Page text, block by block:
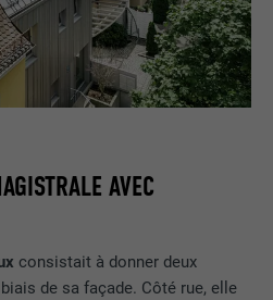
AVEC
consistait à donner deux
de sa façade. Côté rue, elle